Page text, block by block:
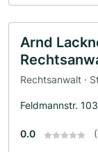
Arnd
Rechtsanwalt ·
Feldmannstr.
0.0